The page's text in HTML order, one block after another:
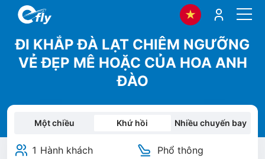
ĐI KHẮP ĐÀ LẠT CHIÊM NGƯỠNG
VẺ ĐẸP MÊ HOẶC CỦA HOA ANH
ĐÀO
Một chiều Khứ hồi Nhiều chuyến bay
1 Hành khách Phổ thông